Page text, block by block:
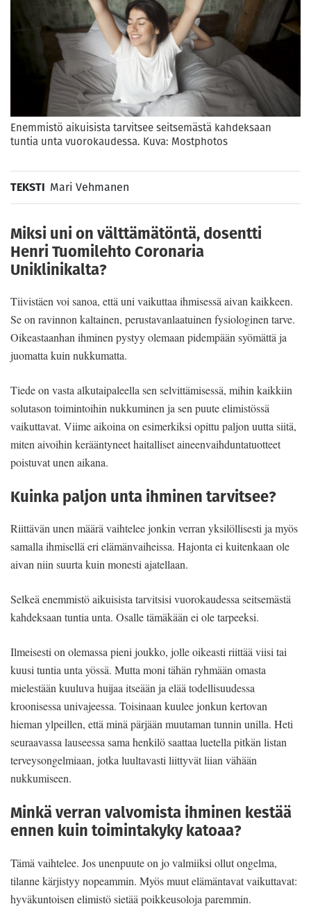
Enemmistö aikuisista tarvitsee seitsemästä kahdeksaan
tuntia unta vuorokaudessa. Kuva: Mostphotos
TEKSTI Mari Vehmanen
Miksi uni on välttämätöntä, dosentti
Henri Tuomilehto Coronaria
Uniklinikalta?
Tiivistäen voi sanoa, että uni vaikuttaa ihmisessä aivan kaikkeen.
Se on ravinnon kaltainen, perustavanlaatuinen fysiologinen tarve.
Oikeastaanhan ihminen pystyy olemaan pidempään syömättä ja
juomatta kuin nukkumatta.
Tiede on vasta alkutaipaleella sen selvittämisessä, mihin kaikkiin
solutason toimintoihin nukkuminen ja sen puute elimistössä
vaikuttavat. Viime aikoina on esimerkiksi opittu paljon uutta siitä,
miten aivoihin kerääntyneet haitalliset aineenvaihduntatuotteet
poistuvat unen aikana.
Kuinka paljon unta ihminen tarvitsee?
Riittävän unen määrä vaihtelee jonkin verran yksilöllisesti ja myös
samalla ihmisellä eri elämänvaiheissa. Hajonta ei kuitenkaan ole
aivan niin suurta kuin monesti ajatellaan.
Selkeä enemmistö aikuisista tarvitsisi vuorokaudessa seitsemästä
kahdeksaan tuntia unta. Osalle tämäkään ei ole tarpeeksi.
Ilmeisesti on olemassa pieni joukko, jolle oikeasti riittää viisi tai
kuusi tuntia unta yössä. Mutta moni tähän ryhmään omasta
mielestään kuuluva huijaa itseään ja elää todellisuudessa
kroonisessa univajeessa. Toisinaan kuulee jonkun kertovan
hieman ylpeillen, että minä pärjään muutaman tunnin unilla. Heti
seuraavassa lauseessa sama henkilö saattaa luetella pitkän listan
terveysongelmiaan, jotka luultavasti liittyvät liian vähään
nukkumiseen.
Minkä verran valvomista ihminen kestää
ennen kuin toimintakyky katoaa?
Tämä vaihtelee. Jos unenpuute on jo valmiiksi ollut ongelma,
tilanne kärjistyy nopeammin. Myös muut elämäntavat vaikuttavat:
hyväkuntoisen elimistö sietää poikkeusoloja paremmin.